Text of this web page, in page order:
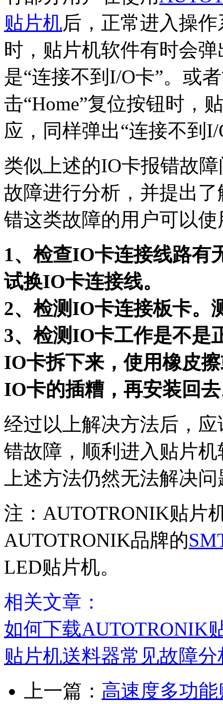
贴片机后，正常进入操
时，贴片机软件有时会
是“连接不到I/O卡”。或
击“Home”复位按钮时，
应，同样弹出“连接不到
类似上述的IO卡报错故
故障进行分析，并提出
错这类故障的用户可以
1、检查IO卡连接线路有
试换IO卡连接线。
2、检测IO卡连接板卡。
3、检测IO卡工作是不是
IO卡拆下来，使用橡皮
IO卡的插糟，再安装回
经过以上解决方法后，
错故障，顺利进入贴片
上述方法仍然无法解决
注：AUTOTRONIK贴片
AUTOTRONIK品牌的
LED贴片机。
相关文章：
如何下载AUTOTRONIK
贴片机送料器常见故障
上一篇： 高速度多功